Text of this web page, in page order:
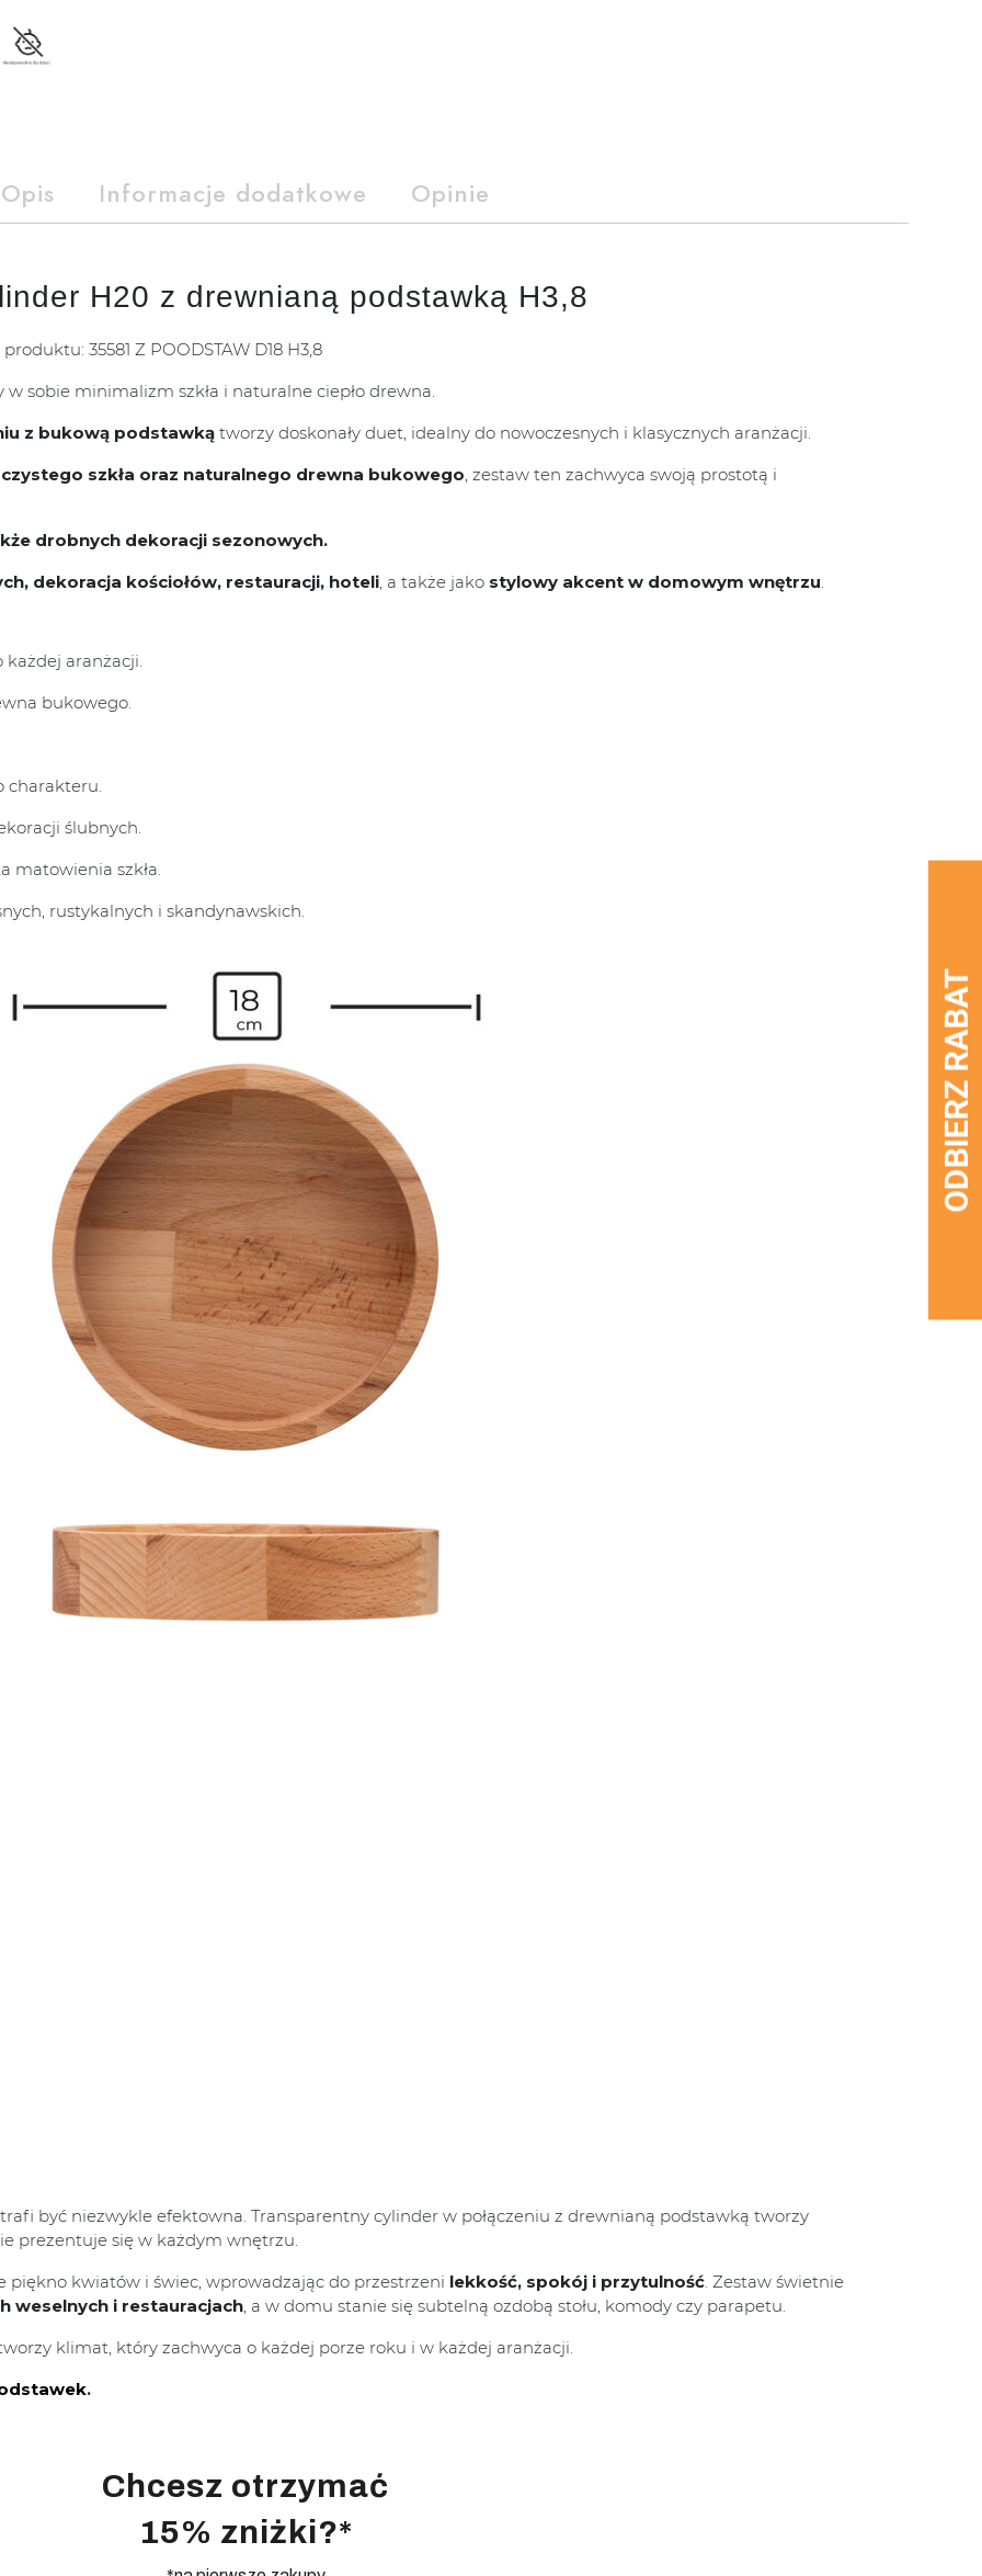
Opis Informacje dodatkowe Opinie
H20 z drewnianą podstawką H3,8
35581 Z POODSTAW D18 H3,8
sobie minimalizm szkła i naturalne ciepło drewna.
z bukową podstawką tworzy doskonały duet, idealny do nowoczesnych i klasycznych aranżacji.
szkła oraz naturalnego drewna bukowego , zestaw ten zachwyca swoją prostotą i
drobnych dekoracji sezonowych.
dekoracja kościołów, restauracji, hoteli , a także jako stylowy akcent w domowym wnętrzu
aranżacji.
bukowego.
charakteru.
ślubnych.
matowienia szkła.
rustykalnych i skandynawskich.
być niezwykle efektowna. Transparentny cylinder w połączeniu z drewnianą podstawką tworzy
prezentuje się w każdym wnętrzu.
kwiatów i świec, wprowadzając do przestrzeni lekkość, spokój i przytulność . Zestaw świetnie
weselnych i restauracjach , a w domu stanie się subtelną ozdobą stołu, komody czy parapetu.
klimat, który zachwyca o każdej porze roku i w każdej aranżacji.
.
Chcesz otrzymać
15% zniżki?*